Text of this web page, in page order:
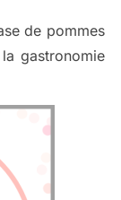
de pommes
gastronomie